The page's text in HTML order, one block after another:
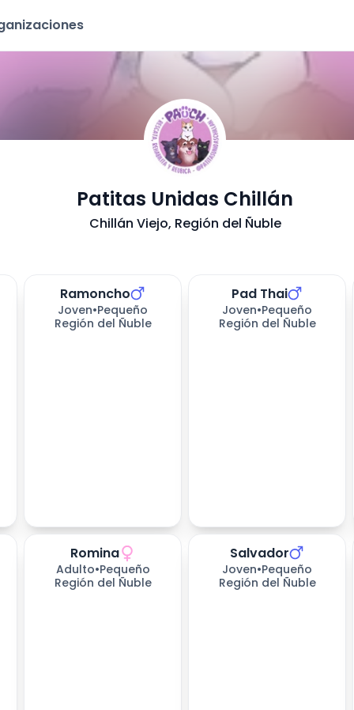
Patitas Unidas Chillán
Chillán Viejo, Región del Ñuble
Ramoncho
Joven•Pequeño
Región del Ñuble
Pad Thai
Joven•Pequeño
Región del Ñuble
días esperando
Romina
Adulto•Pequeño
Región del Ñuble
días esperando
Salvador
Joven•Pequeño
Región del Ñuble